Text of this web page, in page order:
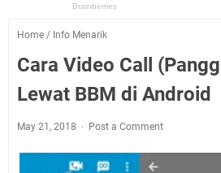
Home / Info Menarik
Cara Video Call
Lewat BBM di Android
May 21, 2018 Post a Comment